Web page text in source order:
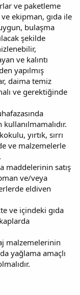
ve paketleme
ekipman, gıda ile
bulaşma
şekilde
ve kalıntı
yapılmış
daima temiz
ve gerektiğinde
yırtık, sırrı
ve malzemelerle
maddelerinin satış
ve/veya
eldiven
ve içindeki gıda
malzemelerinin
yağlama amaçlı